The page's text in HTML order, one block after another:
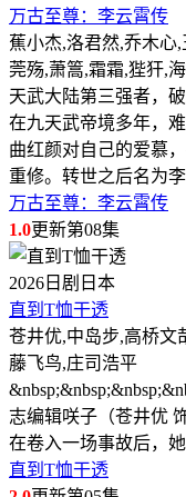
万古至尊：李云霄传
蕉小杰,洛君然,乔木心
莞殇,萧篙,霜霜,狴犴,
天武大陆第三强者，
在九天武帝境多年，
曲红颜对自己的爱慕
重修。转世之后名为
万古至尊：李云霄传
1.0更新第08集
2026 日剧 日本
直到T恤干透
苍井优,中岛步,高桥文
藤飞鸟,庄司浩平
志编辑咲子（苍井优
在卷入一场事故后，
直到T恤干透